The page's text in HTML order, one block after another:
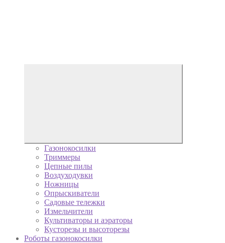
Газонокосилки
Триммеры
Цепные пилы
Воздуходувки
Ножницы
Опрыскиватели
Садовые тележки
Измельчители
Культиваторы и аэраторы
Кусторезы и высоторезы
Роботы газонокосилки